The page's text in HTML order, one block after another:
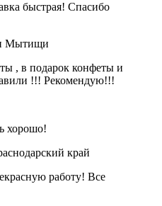
быстрая! Спасибо
Мытищи
, в подарок конфеты и
!!! Рекомендую!!!
хорошо!
край
работу! Все